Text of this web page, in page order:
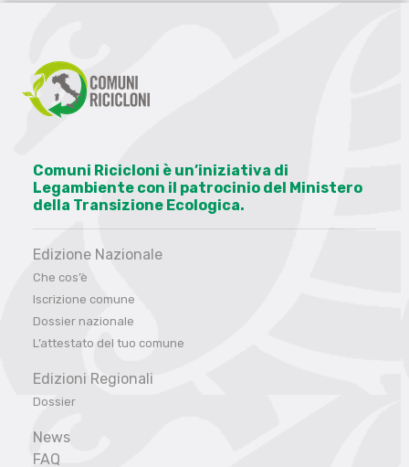
Comuni Ricicloni è un’iniziativa di
Legambiente con il patrocinio del Ministero
della Transizione Ecologica.
Edizione Nazionale
Che cos’è
Iscrizione comune
Dossier nazionale
L’attestato del tuo comune
Edizioni Regionali
Dossier
News
FAQ